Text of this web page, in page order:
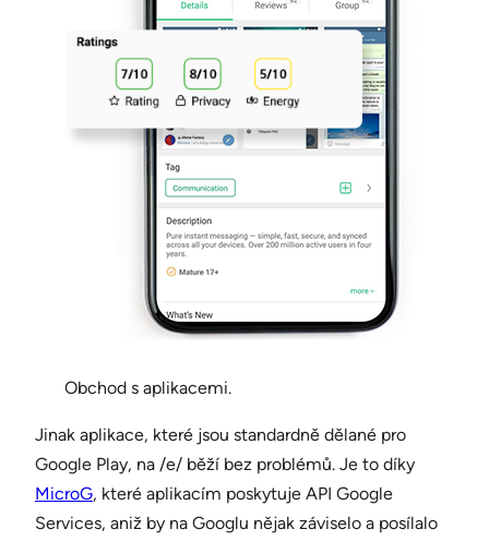
Obchod s aplikacemi.
Jinak aplikace, které jsou standardně dělané pro
Google Play, na /e/ běží bez problémů. Je to díky
MicroG, které aplikacím poskytuje API Google
Services, aniž by na Googlu nějak záviselo a posílalo